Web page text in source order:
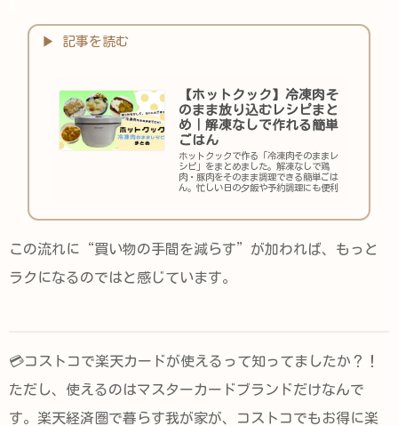
【ホットクック】冷凍肉そ
のまま放り込むレシピまと
め｜解凍なしで作れる簡単
ごはん
ホットクックで作る「冷凍肉そのままレ
シピ」をまとめました。解凍なしで鶏
肉・豚肉をそのまま調理できる簡単ごは
ん。忙しい日の夕飯や予約調理にも便利
この流れに“買い物の手間を減らす”が加われば、もっと
ラクになるのではと感じています。
💳コストコで楽天カードが使えるって知ってましたか？！
ただし、使えるのはマスターカードブランドだけなんで
す。楽天経済圏で暮らす我が家が、コストコでもお得に楽